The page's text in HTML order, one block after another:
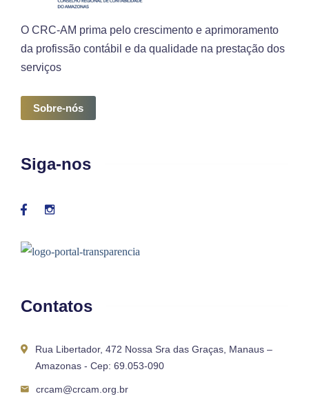
O CRC-AM prima pelo crescimento e aprimoramento
da profissão contábil e da qualidade na prestação dos
serviços
Sobre-nós
Siga-nos
Contatos
Rua Libertador, 472 Nossa Sra das Graças, Manaus –
Amazonas - Cep: 69.053-090
crcam@crcam.org.br